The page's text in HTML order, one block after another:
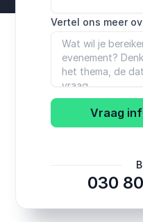
Vertel ons meer
Vraag
030